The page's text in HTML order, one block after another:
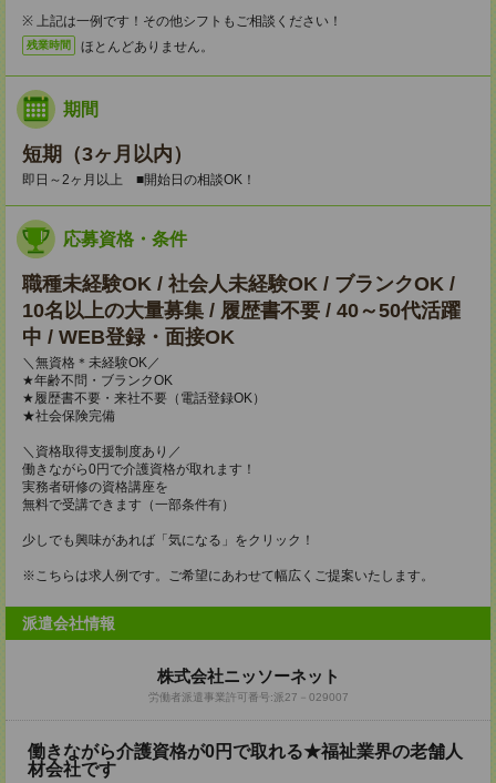
※ 上記は一例です！その他シフトもご相談ください！
残業時間 ほとんどありません。
期間
短期（3ヶ月以内）
即日～2ヶ月以上 ■開始日の相談OK！
応募資格・条件
職種未経験OK / 社会人未経験OK / ブランクOK /
10名以上の大量募集 / 履歴書不要 / 40～50代活躍
中 / WEB登録・面接OK
＼無資格＊未経験OK／
★年齢不問・ブランクOK
★履歴書不要・来社不要（電話登録OK）
★社会保険完備
＼資格取得支援制度あり／
働きながら0円で介護資格が取れます！
実務者研修の資格講座を
無料で受講できます（一部条件有）
少しでも興味があれば「気になる」をクリック！
※こちらは求人例です。ご希望にあわせて幅広くご提案いたします。
派遣会社情報
株式会社ニッソーネット
労働者派遣事業許可番号:派27－029007
働きながら介護資格が0円で取れる★福祉業界の老舗人
材会社です